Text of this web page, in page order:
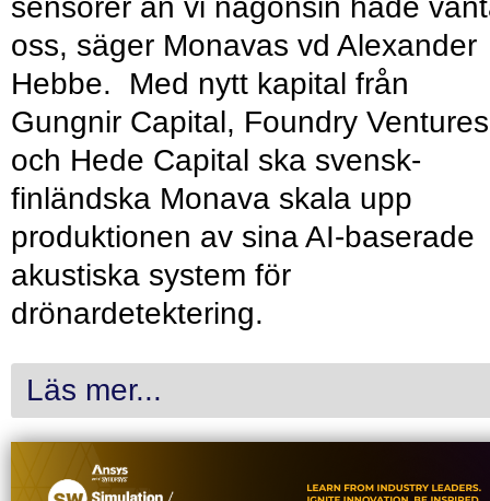
sensorer än vi någonsin hade
oss, säger Monavas vd Alexander
Hebbe. Med nytt kapital från
Gungnir Capital, Foundry Ventures
och Hede Capital ska svensk-
finländska Monava skala upp
produktionen av sina AI-baserade
akustiska system för
drönardetektering.
Läs mer...